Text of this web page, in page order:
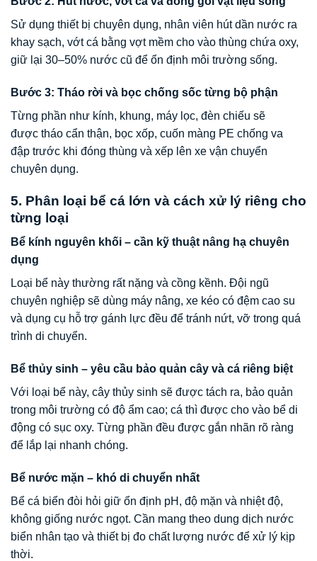
Sử dụng thiết bị chuyên dụng, nhân viên hút dần nước ra
khay sạch, vớt cá bằng vợt mềm cho vào thùng chứa oxy,
giữ lại 30–50% nước cũ để ổn định môi trường sống.
Bước 3: Tháo rời và bọc chống sốc từng bộ phận
Từng phần như kính, khung, máy lọc, đèn chiếu sẽ
được tháo cẩn thận, bọc xốp, cuốn màng PE chống va
đập trước khi đóng thùng và xếp lên xe vận chuyển
chuyên dụng.
5. Phân loại bể cá lớn và cách xử lý riêng cho
từng loại
Bể kính nguyên khối – cần kỹ thuật nâng hạ chuyên
dụng
Loại bể này thường rất nặng và cồng kềnh. Đội ngũ
chuyên nghiệp sẽ dùng máy nâng, xe kéo có đệm cao su
và dụng cụ hỗ trợ gánh lực đều để tránh nứt, vỡ trong quá
trình di chuyển.
Bể thủy sinh – yêu cầu bảo quản cây và cá riêng biệt
Với loại bể này, cây thủy sinh sẽ được tách ra, bảo quản
trong môi trường có độ ẩm cao; cá thì được cho vào bể di
động có sục oxy. Từng phần đều được gắn nhãn rõ ràng
để lắp lại nhanh chóng.
Bể nước mặn – khó di chuyển nhất
Bể cá biển đòi hỏi giữ ổn định pH, độ mặn và nhiệt độ,
không giống nước ngọt. Cần mang theo dung dịch nước
biển nhân tạo và thiết bị đo chất lượng nước để xử lý kịp
thời.